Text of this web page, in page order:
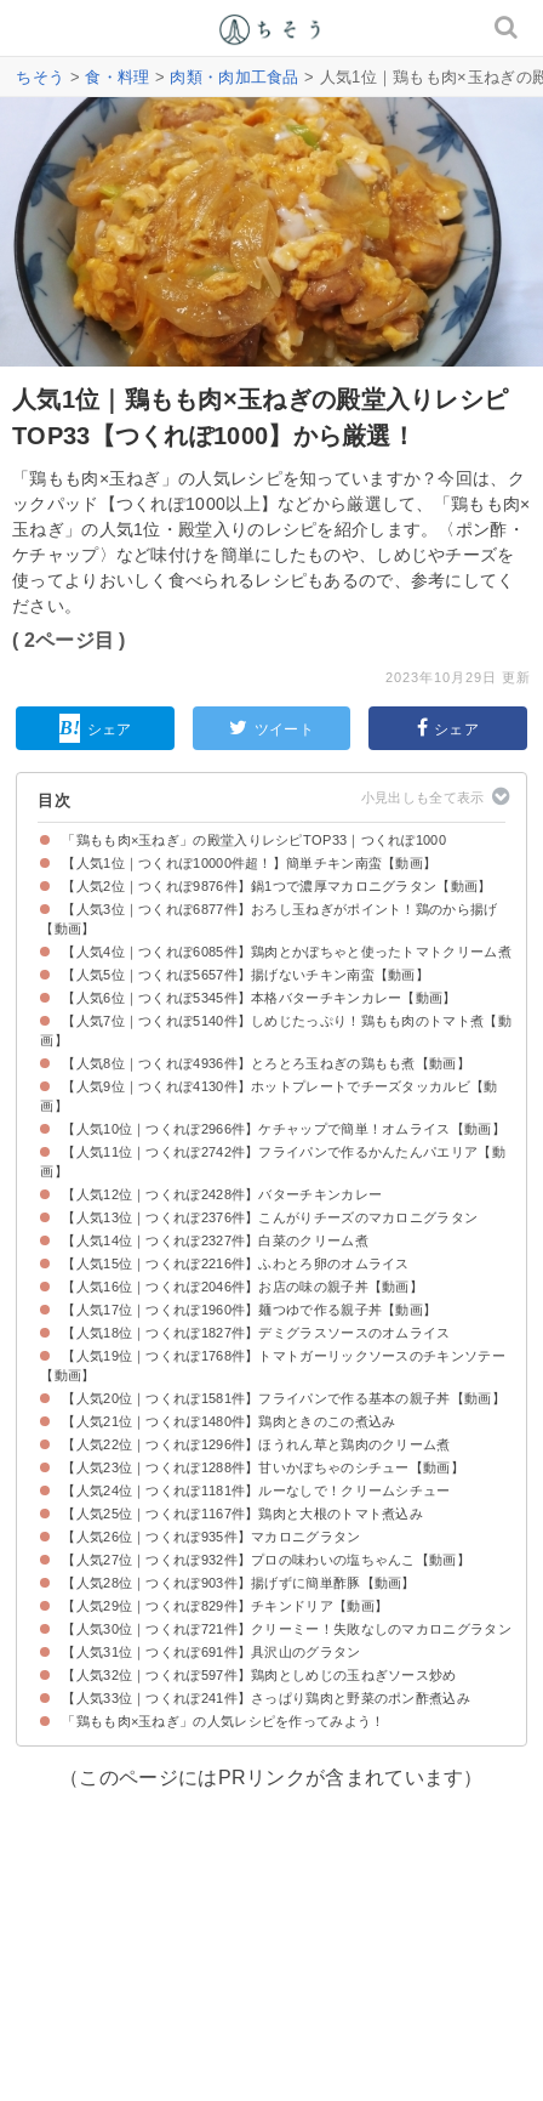
ちそう >食・料理 > 肉類・肉加工食品 > 人気1位｜鶏もも肉×玉ねぎの
人気1位｜鶏もも肉×玉ねぎの殿堂入りレシピ
TOP33【つくれぽ1000】から厳選！
「鶏もも肉×玉ねぎ」の人気レシピを知っていますか？今回は、ク
ックパッド【つくれぽ1000以上】などから厳選して、「鶏もも肉×
玉ねぎ」の人気1位・殿堂入りのレシピを紹介します。〈ポン酢・
ケチャップ〉など味付けを簡単にしたものや、しめじやチーズを
使ってよりおいしく食べられるレシピもあるので、参考にしてく
ださい。
( 2ページ目 )
2023年10月29日 更新
シェア ツイート シェア
目次
「鶏もも肉×玉ねぎ」の殿堂入りレシピTOP33｜つくれぽ1000
【人気1位｜つくれぽ10000件超！】簡単チキン南蛮【動画】
【人気2位｜つくれぽ9876件】鍋1つで濃厚マカロニグラタン【動画】
【人気3位｜つくれぽ6877件】おろし玉ねぎがポイント！鶏のから揚げ
【動画】
【人気4位｜つくれぽ6085件】鶏肉とかぼちゃと使ったトマトクリーム煮
【人気5位｜つくれぽ5657件】揚げないチキン南蛮【動画】
【人気6位｜つくれぽ5345件】本格バターチキンカレー【動画】
【人気7位｜つくれぽ5140件】しめじたっぷり！鶏もも肉のトマト煮【動
画】
【人気8位｜つくれぽ4936件】とろとろ玉ねぎの鶏もも煮【動画】
【人気9位｜つくれぽ4130件】ホットプレートでチーズタッカルビ【動
画】
【人気10位｜つくれぽ2966件】ケチャップで簡単！オムライス【動画】
【人気11位｜つくれぽ2742件】フライパンで作るかんたんパエリア【動
画】
【人気12位｜つくれぽ2428件】バターチキンカレー
【人気13位｜つくれぽ2376件】こんがりチーズのマカロニグラタン
【人気14位｜つくれぽ2327件】白菜のクリーム煮
【人気15位｜つくれぽ2216件】ふわとろ卵のオムライス
【人気16位｜つくれぽ2046件】お店の味の親子丼【動画】
【人気17位｜つくれぽ1960件】麺つゆで作る親子丼【動画】
【人気18位｜つくれぽ1827件】デミグラスソースのオムライス
【人気19位｜つくれぽ1768件】トマトガーリックソースのチキンソテー
【動画】
【人気20位｜つくれぽ1581件】フライパンで作る基本の親子丼【動画】
【人気21位｜つくれぽ1480件】鶏肉ときのこの煮込み
【人気22位｜つくれぽ1296件】ほうれん草と鶏肉のクリーム煮
【人気23位｜つくれぽ1288件】甘いかぼちゃのシチュー【動画】
【人気24位｜つくれぽ1181件】ルーなしで！クリームシチュー
【人気25位｜つくれぽ1167件】鶏肉と大根のトマト煮込み
【人気26位｜つくれぽ935件】マカロニグラタン
【人気27位｜つくれぽ932件】プロの味わいの塩ちゃんこ【動画】
【人気28位｜つくれぽ903件】揚げずに簡単酢豚【動画】
【人気29位｜つくれぽ829件】チキンドリア【動画】
【人気30位｜つくれぽ721件】クリーミー！失敗なしのマカロニグラタン
【人気31位｜つくれぽ691件】具沢山のグラタン
【人気32位｜つくれぽ597件】鶏肉としめじの玉ねぎソース炒め
【人気33位｜つくれぽ241件】さっぱり鶏肉と野菜のポン酢煮込み
「鶏もも肉×玉ねぎ」の人気レシピを作ってみよう！
（このページにはPRリンクが含まれています）